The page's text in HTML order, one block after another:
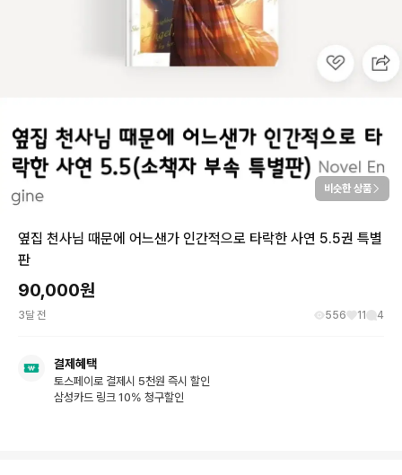
비슷한 상품
옆집 천사님 때문에 어느샌가 인간적으로 타락한 사연 5.5권 특별
판
90,000원
3달 전 556 11 4
결제혜택
토스페이로 결제시 5천원 즉시 할인
삼성카드 링크 10% 청구할인